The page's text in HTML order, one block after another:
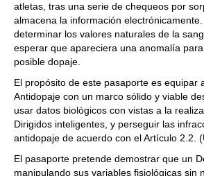
atletas, tras una serie de chequeos por
almacena la información
determinar los valores naturales de la
esperar que apareciera una anomalía
posible dopaje.
El propósito de este pasaporte es equipar
Antidopaje con un marco sólido y viable
usar datos biológicos con vistas a la
Dirigidos inteligentes, y perseguir las
antidopaje de acuerdo con el Artículo 2.2.
El pasaporte pretende demostrar que un
manipulando sus variables fisiológicas sin